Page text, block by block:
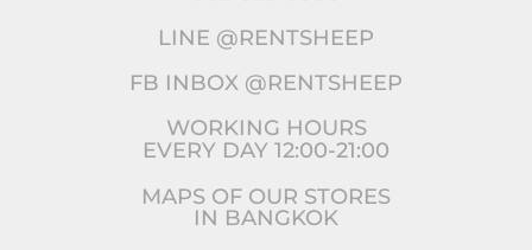
LINE @RENTSHEEP
FB INBOX @RENTSHEEP
WORKING HOURS
EVERY DAY 12:00-21:00
MAPS OF OUR STORES
IN BANGKOK